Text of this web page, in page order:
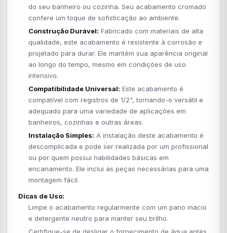
do seu banheiro ou cozinha. Seu acabamento cromado
confere um toque de sofisticação ao ambiente.
Construção Durável: Fabricado com materiais de alta
qualidade, este acabamento é resistente à corrosão e
projetado para durar. Ele mantém sua aparência original
ao longo do tempo, mesmo em condições de uso
intensivo.
Compatibilidade Universal: Este acabamento é
compatível com registros de 1/2", tornando-o versátil e
adequado para uma variedade de aplicações em
banheiros, cozinhas e outras áreas.
Instalação Simples: A instalação deste acabamento é
descomplicada e pode ser realizada por um profissional
ou por quem possui habilidades básicas em
encanamento. Ele inclui as peças necessárias para uma
montagem fácil.
Dicas de Uso:
Limpe o acabamento regularmente com um pano macio
e detergente neutro para manter seu brilho.
Certifique-se de desligar o fornecimento de água antes